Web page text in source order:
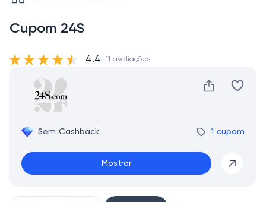
Cupom 24S
Sem Cashback 1 cupom
Mostrar
4.4 11 avaliações